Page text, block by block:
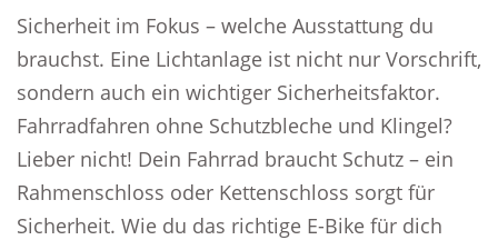
Sicherheit im Fokus – welche Ausstattung du
brauchst. Eine Lichtanlage ist nicht nur Vorschrift,
sondern auch ein wichtiger Sicherheitsfaktor.
Fahrradfahren ohne Schutzbleche und Klingel?
Lieber nicht! Dein Fahrrad braucht Schutz – ein
Rahmenschloss oder Kettenschloss sorgt für
Sicherheit. Wie du das richtige E-Bike für dich